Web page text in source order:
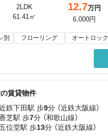
2LDK
61.41㎡
12.7万円
6,000円
別 フローリング オートロック
賃貸物件
鉄下田駅 歩9分 （近鉄大阪線）
芝駅 歩7分 （和歌山線）
位堂駅 歩13分 （近鉄大阪線）